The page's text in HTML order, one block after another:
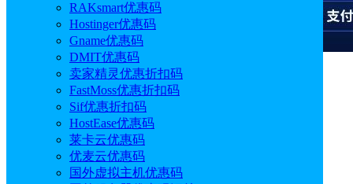
RAKsmart优惠码
Hostinger优惠码
Gname优惠码
DMIT优惠码
卖家精灵优惠折扣码
FastMoss优惠折扣码
Sif优惠折扣码
HostEase优惠码
莱卡云优惠码
优麦云优惠码
国外虚拟主机优惠码
SimilarWeb：领先的网站